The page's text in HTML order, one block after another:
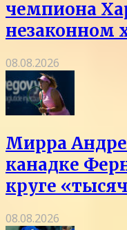
чемпиона
незаконном
08.08.2026
Мирра
канадке
круге
08.08.2026